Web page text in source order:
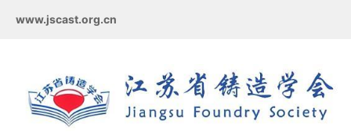
www.jscast.org.cn